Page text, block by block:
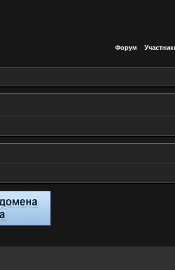
Форум